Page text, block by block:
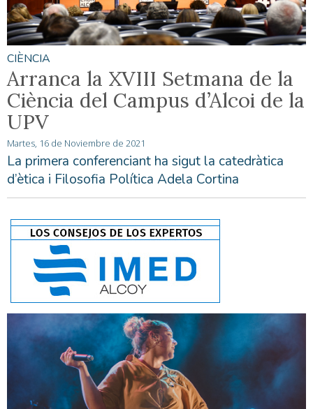
CIÈNCIA
Arranca la XVIII Setmana de la
Ciència del Campus d’Alcoi de la
UPV
Martes, 16 de Noviembre de 2021
La primera conferenciant ha sigut la catedràtica
d’ètica i Filosofia Política Adela Cortina